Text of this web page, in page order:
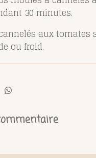
30 minutes.
aux tomates
ou froid.
P
t
a
r